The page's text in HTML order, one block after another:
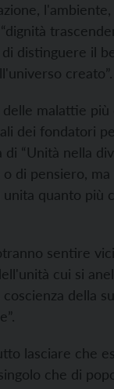
l'ambiente,
distinguere il
creato”.
malattie
dei fondatori
“Unità nella
di pensiero, ma
quanto più
sentire
cui si
della
lasciare che
che di